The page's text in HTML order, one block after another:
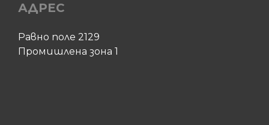
АДРЕС
Равно поле 2129
Промишлена зона 1